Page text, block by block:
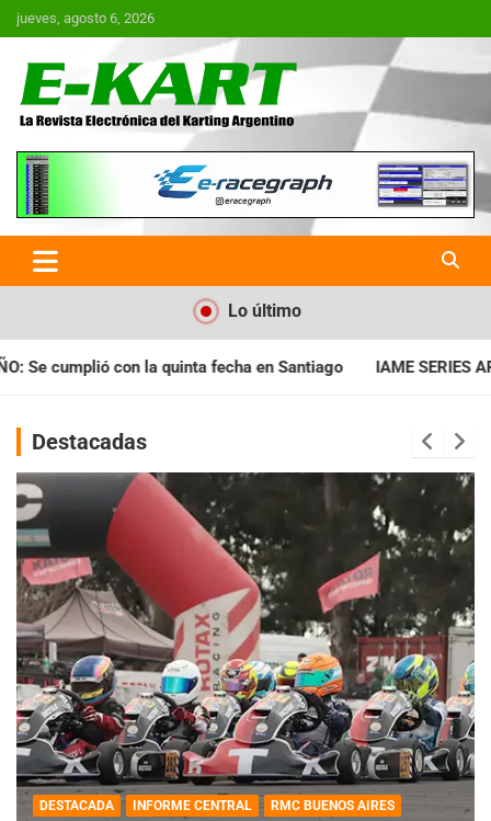
Saltar
al
jueves, agosto 6, 2026
E-Kart.com.ar | La Revista
Electrónica del Karting en
Argentina
Lo último
en Santiago IAME SERIES ARGENTINA: Horarios para la
Destacadas
DESTACADA INFORME CENTRAL RMC BUENOS AIRES